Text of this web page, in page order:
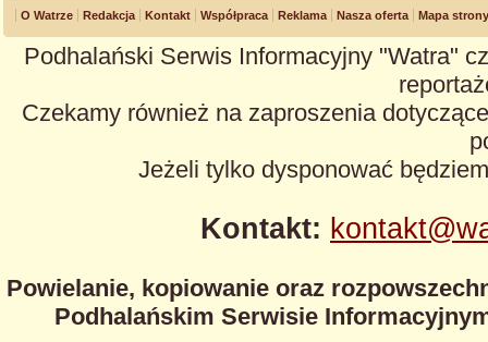
O Watrze Redakcja Kontakt Współpraca Reklama Nasza oferta Mapa strony
Podhalański Serwis Informacyjny "Watra"
Czekamy również na zaproszenia
Jeżeli tylko dysponować
Kontakt:
Powielanie, kopiowanie oraz
Podhalańskim Serwisie